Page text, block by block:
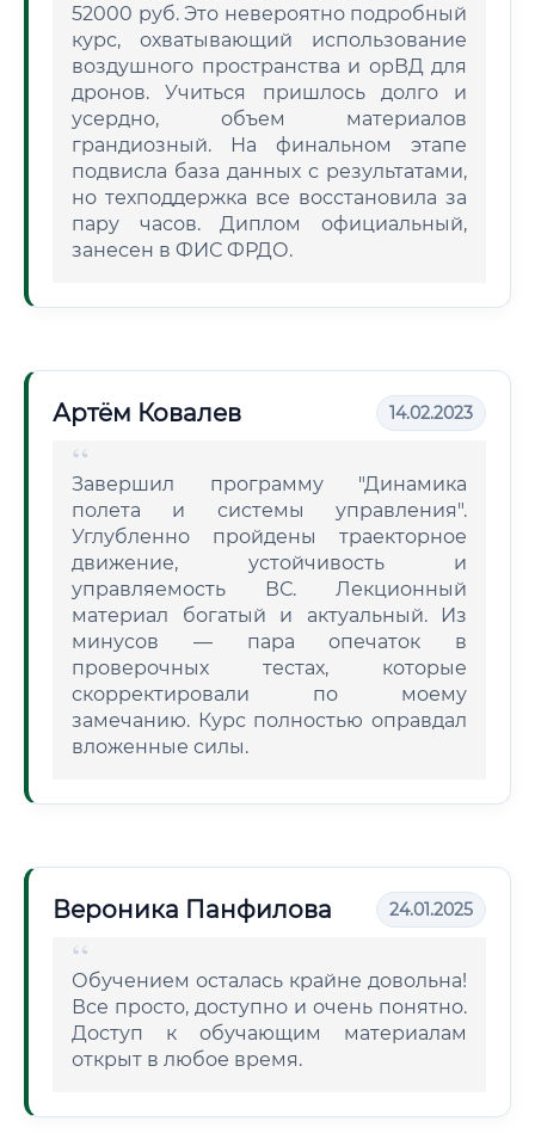
52000 руб. Это невероятно подробный
курс, охватывающий использование
воздушного пространства и орВД для
дронов. Учиться пришлось долго и
усердно, объем материалов
грандиозный. На финальном этапе
подвисла база данных с результатами,
но техподдержка все восстановила за
пару часов. Диплом официальный,
занесен в ФИС ФРДО.
Артём Ковалев 14.02.2023
Завершил программу "Динамика
полета и системы управления".
Углубленно пройдены траекторное
движение, устойчивость и
управляемость ВС. Лекционный
материал богатый и актуальный. Из
минусов — пара опечаток в
проверочных тестах, которые
скорректировали по моему
замечанию. Курс полностью оправдал
вложенные силы.
Вероника Панфилова 24.01.2025
Обучением осталась крайне довольна!
Все просто, доступно и очень понятно.
Доступ к обучающим материалам
открыт в любое время.